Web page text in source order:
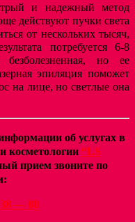
и надежный метод
действуют пучки света
от нескольких тысяч,
потребуется 6-8
безболезненная, но ее
эпиляция поможет
на лице, но светлые она
об услугах в
косметологии “LS
прием звоните по
— 88